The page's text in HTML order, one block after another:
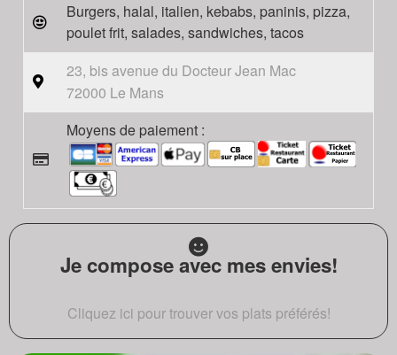
Burgers, halal, italien, kebabs, paninis, pizza,
poulet frit, salades, sandwiches, tacos
23, bis avenue du Docteur Jean Mac
72000 Le Mans
Moyens de paiement :
Je compose avec mes envies!
Cliquez ici pour trouver vos plats préférés!